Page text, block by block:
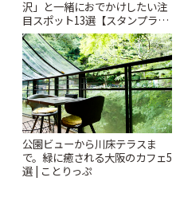
沢」と一緒におでかけしたい注
目スポット13選【スタンプラリ
ー開催中】 | ことりっぷ
公園ビューから川床テラスま
で。緑に癒される大阪のカフェ5
選 | ことりっぷ